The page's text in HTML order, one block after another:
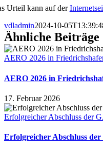
Urteil kann auf der
vdladmin2024-10-
Ähnliche Beiträge
AERO 2026 in
AERO 2026 in
17. Februar 2026
Erfolgreicher Abschluss der
Erfolgreicher Abschluss